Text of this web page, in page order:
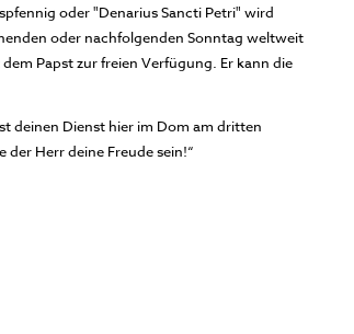
oder "Denarius Sancti Petri" wird
oder nachfolgenden Sonntag weltweit
Papst zur freien Verfügung. Er kann die
deinen Dienst hier im Dom am dritten
Herr deine Freude sein!“